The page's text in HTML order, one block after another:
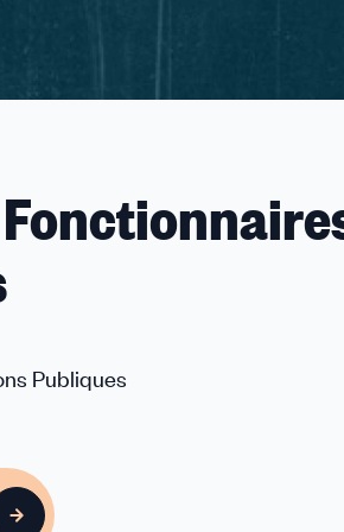
Publiques